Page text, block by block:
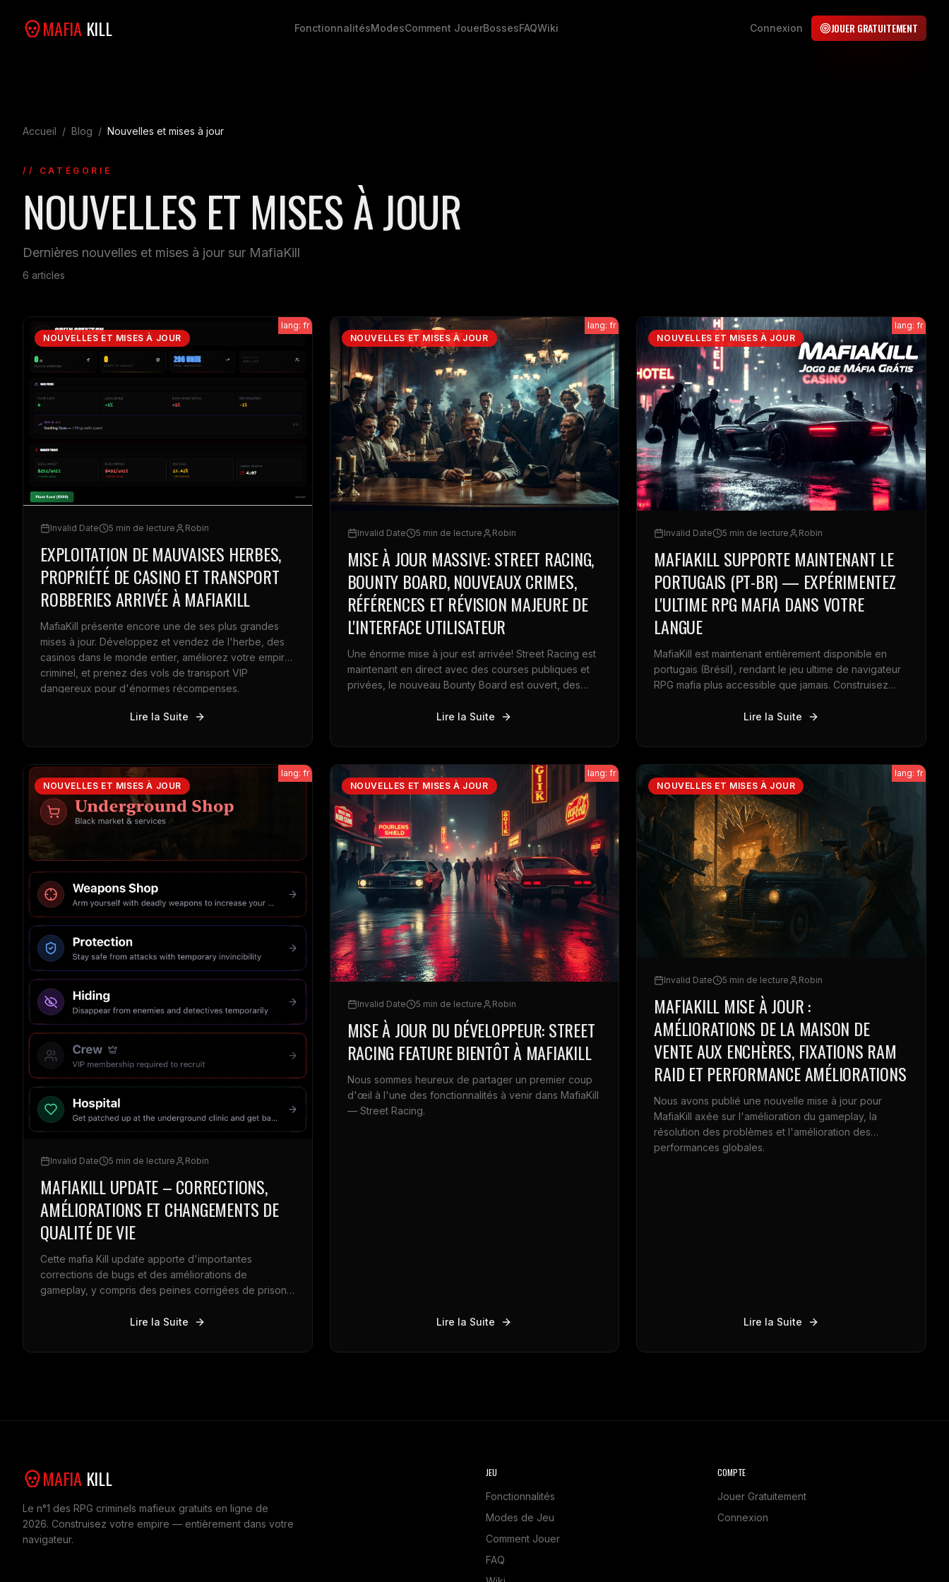
MAFIA KILL FonctionnalitésModesComment JouerBossesFAQWiki Connexion JOUER GRATUITEMENT
Accueil / Blog / Nouvelles et mises à jour
// CATÉGORIE
NOUVELLES ET MISES À JOUR
Dernières nouvelles et mises à jour sur MafiaKill
6 articles
lang: fr
NOUVELLES ET MISES À JOUR
Invalid Date 5 min de lecture Robin
EXPLOITATION DE MAUVAISES HERBES,
PROPRIÉTÉ DE CASINO ET TRANSPORT
ROBBERIES ARRIVÉE À MAFIAKILL
MafiaKill présente encore une de ses plus grandes
mises à jour. Développez et vendez de l'herbe, des
casinos dans le monde entier, améliorez votre empire
criminel, et prenez des vols de transport VIP
dangereux pour d'énormes récompenses.
Lire la Suite
lang: fr
NOUVELLES ET MISES À JOUR
Invalid Date 5 min de lecture Robin
MISE À JOUR MASSIVE: STREET RACING,
BOUNTY BOARD, NOUVEAUX CRIMES,
RÉFÉRENCES ET RÉVISION MAJEURE DE
L'INTERFACE UTILISATEUR
Une énorme mise à jour est arrivée! Street Racing est
maintenant en direct avec des courses publiques et
privées, le nouveau Bounty Board est ouvert, des
nouveaux crimes et des scénarios d'otages sont
conception ont été apportées à tout le jeu.
Lire la Suite
lang: fr
NOUVELLES ET MISES À JOUR
Invalid Date 5 min de lecture Robin
MAFIAKILL SUPPORTE MAINTENANT LE
PORTUGAIS (PT-BR) — EXPÉRIMENTEZ
L'ULTIME RPG MAFIA DANS VOTRE
LANGUE
MafiaKill est maintenant entièrement disponible en
portugais (Brésil), rendant le jeu ultime de navigateur
RPG mafia plus accessible que jamais. Construisez
monde des criminels dans une expérience
Lire la Suite
lang: fr
NOUVELLES ET MISES À JOUR
Invalid Date 5 min de lecture Robin
MAFIAKILL UPDATE – CORRECTIONS,
AMÉLIORATIONS ET CHANGEMENTS DE
QUALITÉ DE VIE
Cette mafia Kill update apporte d'importantes
corrections de bugs et des améliorations de
gameplay, y compris des peines corrigées de prison
l'amélioration de l'adhésion de syndicat, de
magasin, et une réparation pour la gestion des
Lire la Suite
lang: fr
NOUVELLES ET MISES À JOUR
Invalid Date 5 min de lecture Robin
MISE À JOUR DU DÉVELOPPEUR: STREET
RACING FEATURE BIENTÔT À MAFIAKILL
Nous sommes heureux de partager un premier coup
d'œil à l'une des fonctionnalités à venir dans MafiaKill
— Street Racing.
Lire la Suite
lang: fr
NOUVELLES ET MISES À JOUR
Invalid Date 5 min de lecture Robin
MAFIAKILL MISE À JOUR :
AMÉLIORATIONS DE LA MAISON DE
VENTE AUX ENCHÈRES, FIXATIONS RAM
RAID ET PERFORMANCE AMÉLIORATIONS
Nous avons publié une nouvelle mise à jour pour
MafiaKill axée sur l'amélioration du gameplay, la
résolution des problèmes et l'amélioration des
performances globales.
Lire la Suite
MAFIA KILL
Le n°1 des RPG criminels mafieux gratuits en ligne de
2026. Construisez votre empire — entièrement dans votre
navigateur.
JEU
Fonctionnalités
Modes de Jeu
Comment Jouer
FAQ
COMPTE
Jouer Gratuitement
Connexion